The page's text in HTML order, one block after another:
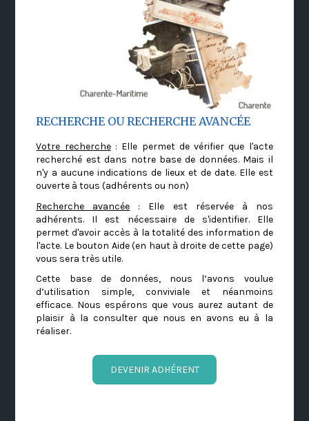
RECHERCHE OU RECHERCHE AVANCÉE
Votre recherche: Elle permet de vérifier que l'acte
recherché est dans notre base de données. Mais il
n'y a aucune indications de lieux et de date. Elle est
ouverte à tous (adhérents ou non)
Recherche avancée : Elle est réservée à nos
adhérents. Il est nécessaire de s'identifier. Elle
permet d'avoir accès à la totalité des information de
l'acte. Le bouton Aide (en haut à droite de cette page)
vous sera très utile.
Cette base de données, nous l’avons voulue
d’utilisation simple, conviviale et néanmoins
efficace. Nous espérons que vous aurez autant de
plaisir à la consulter que nous en avons eu à la
réaliser.
DEVENIR ADHÉRENT